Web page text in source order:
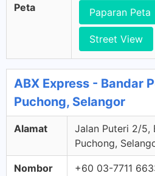
Peta Paparan Peta
Street View
ABX Express - Bandar
Puchong, Selangor
Alamat
Jalan Puteri 2/5,
Puchong,
Nombor
+60 03-7711